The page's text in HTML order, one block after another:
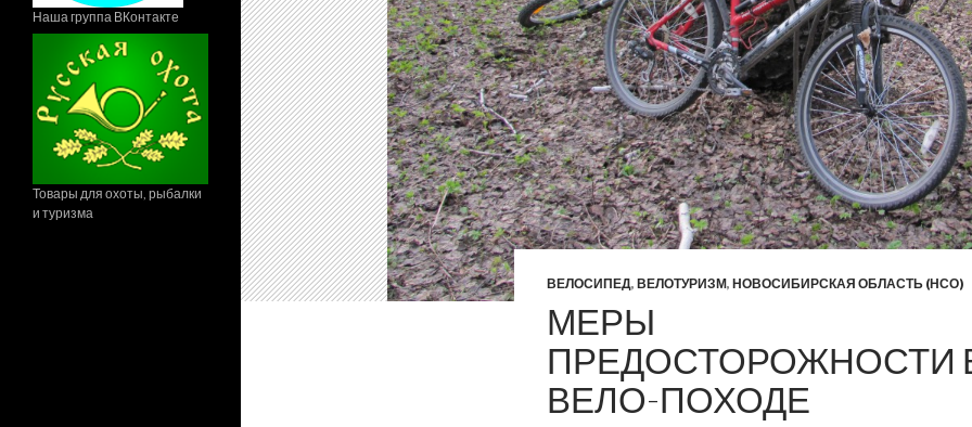
ВЕЛОСИПЕД, ВЕЛОТУРИЗМ, НОВОСИБИРСКАЯ ОБЛАСТЬ (НСО)
МЕРЫ
ПРЕДОСТОРОЖНОСТИ
ВЕЛО-ПОХОДЕ
Наша группа ВКонтакте
Товары для охоты, рыбалки
и туризма